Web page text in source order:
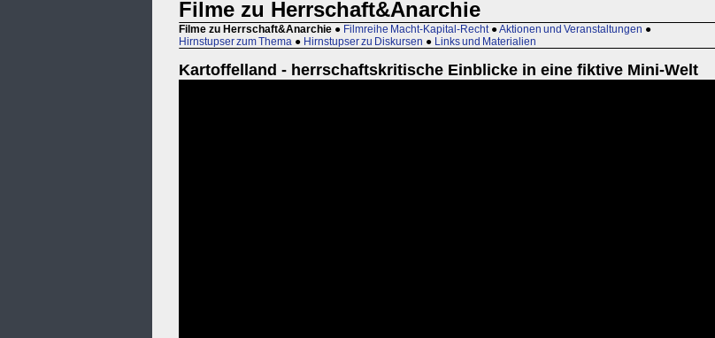
Filme zu Herrschaft&Anarchie
Filme zu Herrschaft&Anarchie ● Filmreihe Macht-Kapital-Recht ●Aktionen und Veranstaltungen ●
Hirnstupser zum Thema ● Hirnstupser zu Diskursen ● Links und Materialien
Kartoffelland - herrschaftskritische Einblicke in eine fiktive Mini-Welt